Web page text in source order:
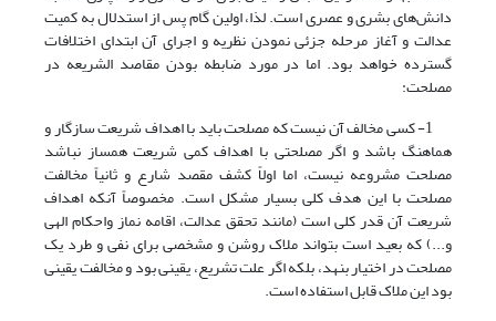
دانش‌های بشری و عصری است. لذا، اولین گام پس از استدلال به کمیت
عدالت و آغاز مرحله جزئی نمودن نظریه و اجرای آن ابتدای اختلافات
گسترده خواهد بود. اما در مورد ضابطه بودن مقاصد الشریعه در
مصلحت:
1- کسی مخالف آن نیست که مصلحت باید با اهداف شریعت سازگار و
هماهنگ باشد و اگر مصلحتی با اهداف کمی شریعت همساز نباشد
مصلحت مشروعه نیست، اما اولاً کشف مقصد شارع و ثانیاً مخالفت
مصلحت با این هدف کلی بسیار مشکل است. مخصوصاً آنکه اهداف
شریعت آن قدر کلی است (مانند تحقق عدالت، اقامه نماز واحکام الهی
و...) که بعید است بتواند ملاک روشن و مشخصی برای نفی و طرد یک
مصلحت در اختیار بنهد، بلکه اگر علت تشریع، یقینی بود و مخالفت یقینی
بود این ملاک قابل استفاده است.